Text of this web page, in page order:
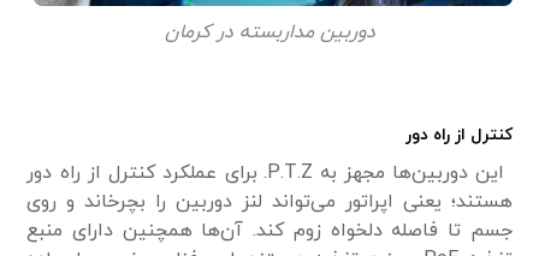
دوربین مداربسته در کرمان
کنترل از راه دور
این دوربین‌ها مجهز به P.T.Z. برای عملکرد کنترل از راه دور
هستند؛ یعنی اپراتور می‌تواند لنز دوربین را بچرخاند و روی
جسم تا فاصله دلخواه زوم کند. آن‌ها همچنین دارای منبع